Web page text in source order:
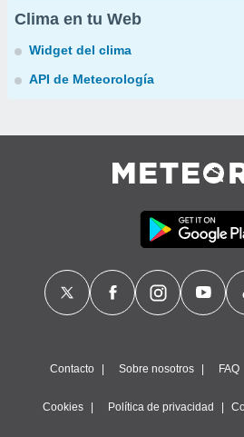
Clima en tu Web
Widget del clima
API de Meteorología
Contacto Sobre nosotros FAQ
Cookies Política de privacidad